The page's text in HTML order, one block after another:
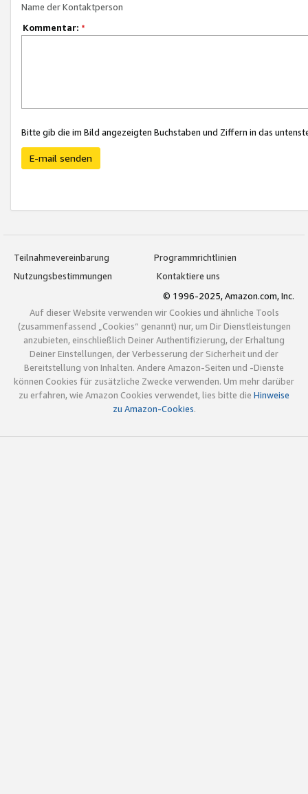
Name der Kontaktperson
Kommentar: *
Bitte gib die im Bild angezeigten Buchstaben und Ziffern in das
E-mail senden
Teilnahmevereinbarung
Programmrichtlinien
Nutzungsbestimmungen
Kontaktiere uns
© 1996-2025, Amazon.com, Inc.
Auf dieser Website verwenden wir Cookies und ähnliche Tools
(zusammenfassend „Cookies“ genannt) nur, um Dir Dienstleistungen
anzubieten, einschließlich Deiner Authentifizierung, der Erhaltung
Deiner Einstellungen, der Verbesserung der Sicherheit und der
Bereitstellung von Inhalten. Andere Amazon-Seiten und -Dienste
können Cookies für zusätzliche Zwecke verwenden. Um mehr darüber
zu erfahren, wie Amazon Cookies verwendet, lies bitte die Hinweise
zu Amazon-Cookies.